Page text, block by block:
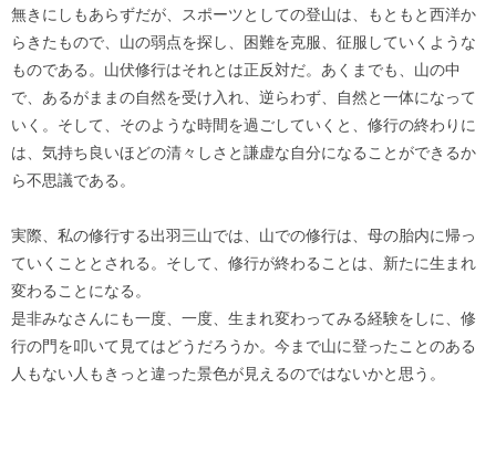
無きにしもあらずだが、スポーツとしての登山は、もともと西洋か
らきたもので、山の弱点を探し、困難を克服、征服していくような
ものである。山伏修行はそれとは正反対だ。あくまでも、山の中
で、あるがままの自然を受け入れ、逆らわず、自然と一体になって
いく。そして、そのような時間を過ごしていくと、修行の終わりに
は、気持ち良いほどの清々しさと謙虚な自分になることができるか
ら不思議である。
実際、私の修行する出羽三山では、山での修行は、母の胎内に帰っ
ていくこととされる。そして、修行が終わることは、新たに生まれ
変わることになる。
是非みなさんにも一度、一度、生まれ変わってみる経験をしに、修
行の門を叩いて見てはどうだろうか。今まで山に登ったことのある
人もない人もきっと違った景色が見えるのではないかと思う。